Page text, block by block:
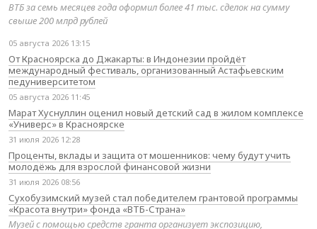
ВТБ за семь месяцев года оформил более 41 тыс. сделок на сумму
свыше 200 млрд рублей
05 августа 2026 13:15
От Красноярска до Джакарты: в Индонезии пройдёт
международный фестиваль, организованный Астафьевским
педуниверситетом
05 августа 2026 11:45
Марат Хуснуллин оценил новый детский сад в жилом комплексе
«Универс» в Красноярске
31 июля 2026 12:28
Проценты, вклады и защита от мошенников: чему будут учить
молодёжь для взрослой финансовой жизни
31 июля 2026 08:56
Сухобузимский музей стал победителем грантовой программы
«Красота внутри» фонда «ВТБ-Страна»
Музей с помощью средств гранта организует экспозицию,